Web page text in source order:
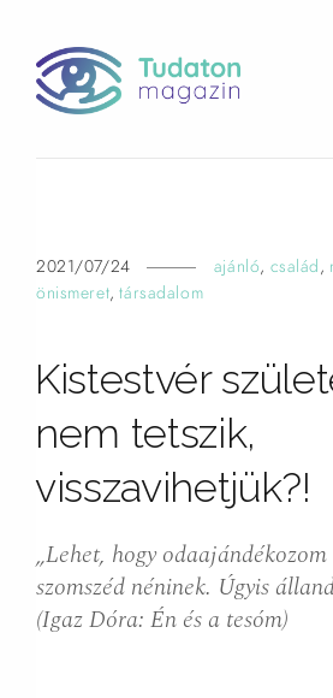
2021/07/24 ajánló, család,
önismeret,társadalom
Kistestvér
nem tetszik,
visszavihetjük?!
„Lehet, hogy
szomszéd néninek. Úgyis
(Igaz Dóra: Én és a tesóm)